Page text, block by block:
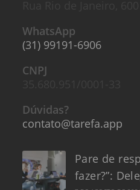
WhatsApp
(31) 99191-6906
CNPJ
Dúvidas?
contato@tarefa.app
Pare de
fazer?”: